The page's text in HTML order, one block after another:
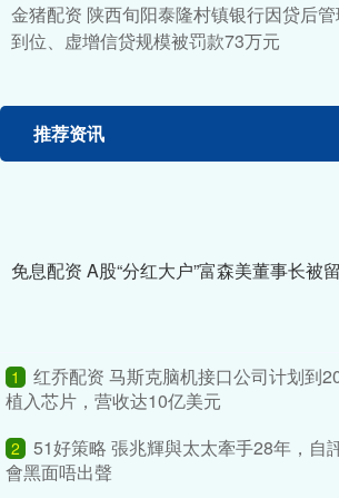
金猪配资 陕西旬阳泰隆村镇银行因贷后
到位、虚增信贷规模被罚款73万元
推荐资讯
免息配资 A股“分红大户”富森美董事长被
1
红乔配资 马斯克脑机接口公司计划到
植入芯片，营收达10亿美元
2
51好策略 張兆輝與太太牽手28年，自
會黑面唔出聲